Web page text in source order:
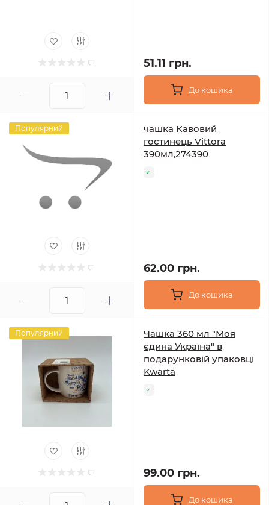
51.11 грн.
До кошика
Популярний
чашка Кавовий
гостинець Vittora
390мл,274390
62.00 грн.
До кошика
Популярний
Чашка 360 мл "Моя
єдина Україна" в
подарунковій упаковці
Kwarta
99.00 грн.
До кошика